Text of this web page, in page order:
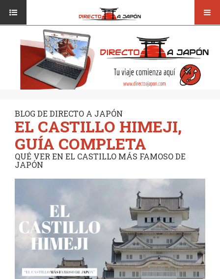
CONSEJOS
DESTINOS
RESTAURANTES
SEGUROS
ISI JAPANESE LANGUAGE SCHOOL
BLOG DE DIRECTO A JAPÓN
EL CASTILLO HIMEJI,
GUÍA COMPLETA
QUÉ VER EN EL CASTILLO MÁS FAMOSO DE
JAPÓN
VIAJAR A JAPÓN
VUELOS
TRANSPORTE
DESTINOS
RUTAS / MAPAS
CULTURA
SEGUROS
ARRAY